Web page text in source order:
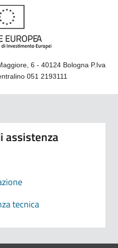
6 - 40124 Bologna P.Iva
051 2193111
assistenza
tecnica